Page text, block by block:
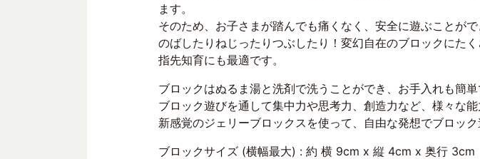
ます。
そのため、お子さまが踏んでも痛くなく、安全に遊ぶことがで
のばしたりねじったりつぶしたり！変幻自在のブロックにた
指先知育にも最適です。
ブロックはぬるま湯と洗剤で洗うことができ、お手入れも簡単
ブロック遊びを通して集中力や思考力、創造力など、様々な能
新感覚のジェリーブロックスを使って、自由な発想でブロック
ブロックサイズ (横幅最大) : 約 横 9cm x 縦 4cm x 奥行 3cm